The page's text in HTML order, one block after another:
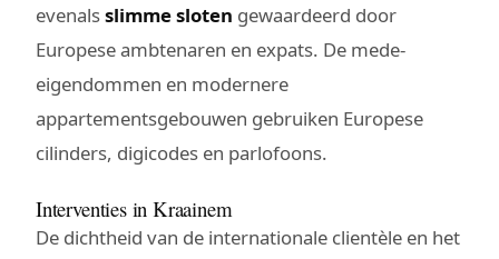
evenalsslimme sloten gewaardeerd door
Europese ambtenaren en expats. De mede-
eigendommen en modernere
appartementsgebouwen gebruiken Europese
cilinders, digicodes en parlofoons.
Interventies in Kraainem
De dichtheid van de internationale clientèle en het